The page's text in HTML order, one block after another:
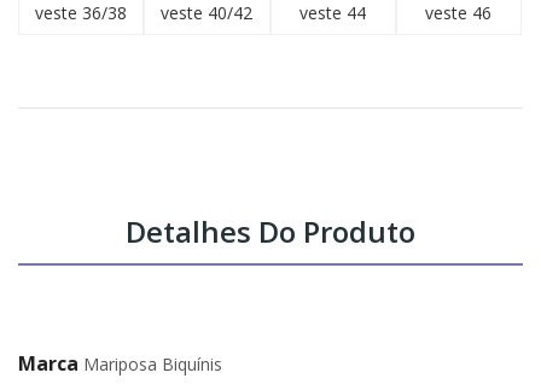
veste 36/38
veste 40/42 veste 44 veste 46
Detalhes Do Produto
Marca Mariposa Biquínis